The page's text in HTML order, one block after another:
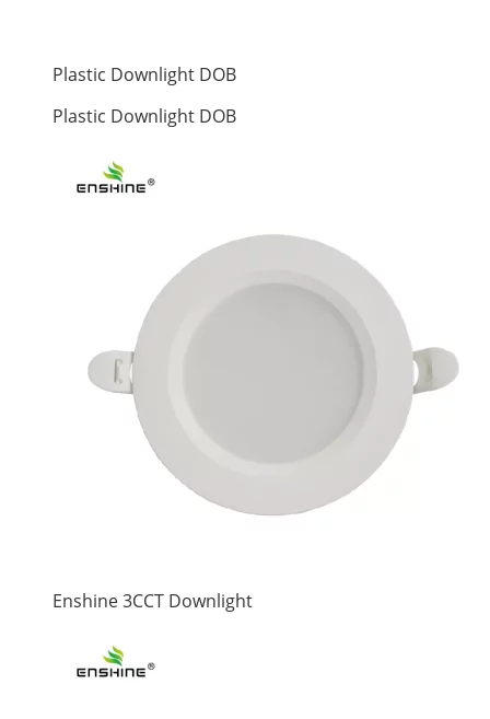
Plastic Downlight DOB
Plastic Downlight DOB
Enshine 3CCT Downlight